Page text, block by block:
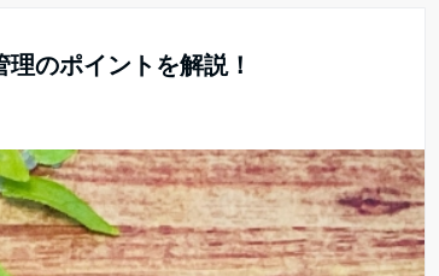
のポイントを解説！